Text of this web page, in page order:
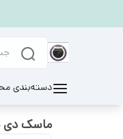
دسته‌بندی
ماسک دی